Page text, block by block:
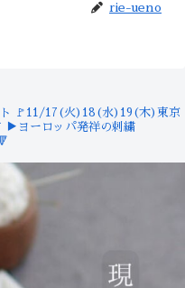
rie-ueno
🚩11/17(火)18(水)19(木)東京
▶︎ヨーロッパ発祥の刺繍